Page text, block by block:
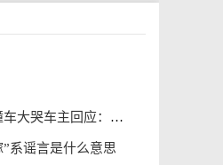
哭车主回应：自行承
系谣言是什么意思